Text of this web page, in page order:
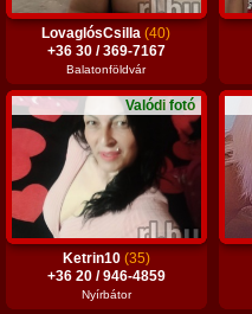
LovaglósCsilla(40)
+36 30 / 369-7167
Balatonföldvár
Valódi fotó
Ketrin10 (35)
+36 20 / 946-4859
Nyírbátor